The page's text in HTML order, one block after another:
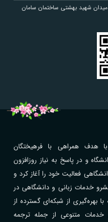
میدان شهید بهشتی ساختمان سامان
شبکه مترجمین در سال 1393 با هدف همراهی با فرهیختگان
و در پاسخ به نیاز روزافزون
فعالیت خود را آغاز کرد و
خدمات زبانی و دانشگاهی در
بهره‌گیری از شبکه‌ای گسترده از
خدمات متنوعی از جمله ترجمه